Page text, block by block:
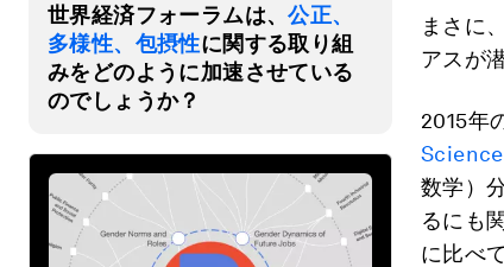
世界経済フォーラムは、公正、
多様性、包摂性に関する取り組
みをどのように加速させている
のでしょうか？
まさに
アスが
2015年
数学）
るにも
に比べ